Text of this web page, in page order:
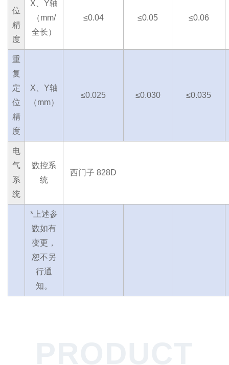
位
精
度
X、Y轴
（mm/
全长）
≤0.04 ≤0.05 ≤0.06
重
复
定
位
精
度
X、Y轴
（mm）
≤0.025 ≤0.030 ≤0.035
电
气
系
统
数控系
统
西门子 828D
*上述参
数如有
变更，
恕不另
行通
知。